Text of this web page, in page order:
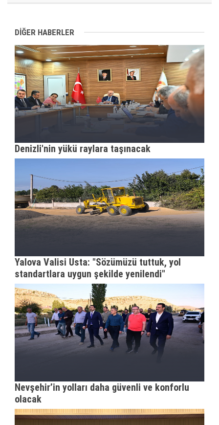
DİĞER HABERLER
Denizli'nin yükü raylara taşınacak
Yalova Valisi Usta: "Sözümüzü tuttuk, yol
standartlara uygun şekilde yenilendi"
Nevşehir’in yolları daha güvenli ve konforlu
olacak